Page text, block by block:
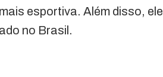
esportiva. Além disso, ele
no Brasil.